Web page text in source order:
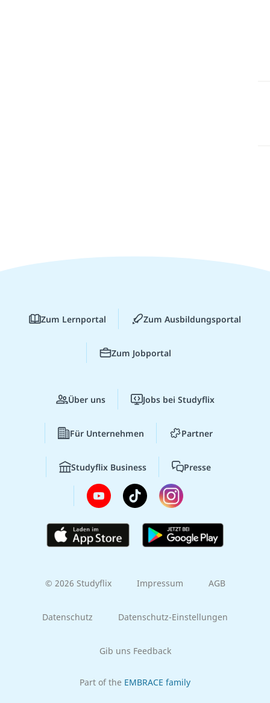
Zum Lernportal Zum Ausbildungsportal
Zum Jobportal
Über uns Jobs bei Studyflix
Für Unternehmen Partner
Studyflix Business Presse
© 2026 Studyflix Impressum AGB
Datenschutz Datenschutz-Einstellungen
Gib uns Feedback
Part of the EMBRACE family